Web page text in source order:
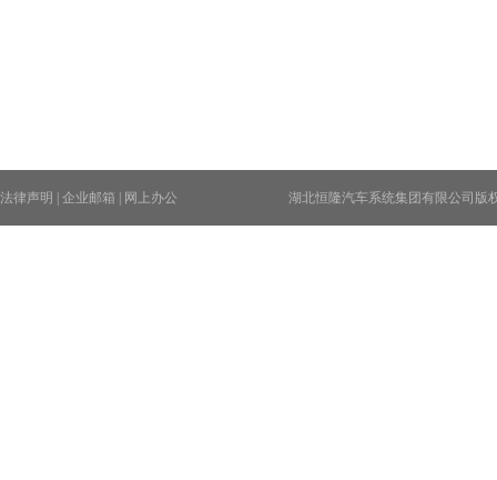
法律声明 企业邮箱 网上办公 湖北恒隆汽车系统集团有限公司版